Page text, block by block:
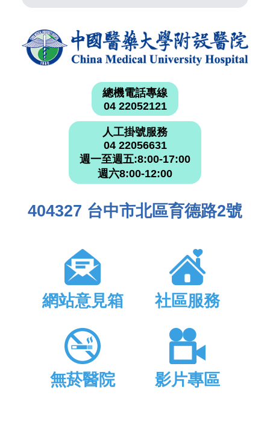
總機電話專線
04 22052121
人工掛號服務
04 22056631
週一至週五:8:00-17:00
週六8:00-12:00
404327 台中市北區育德路2號
網站意見箱 社區服務
無菸醫院 影片專區